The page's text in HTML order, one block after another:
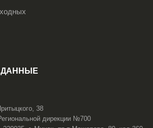
38
дирекции №700